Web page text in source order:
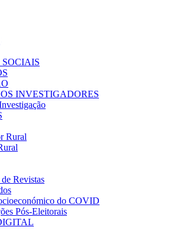
INVESTIGADORES
Rural
Revistas
do COVID
Pós-Eleitorais